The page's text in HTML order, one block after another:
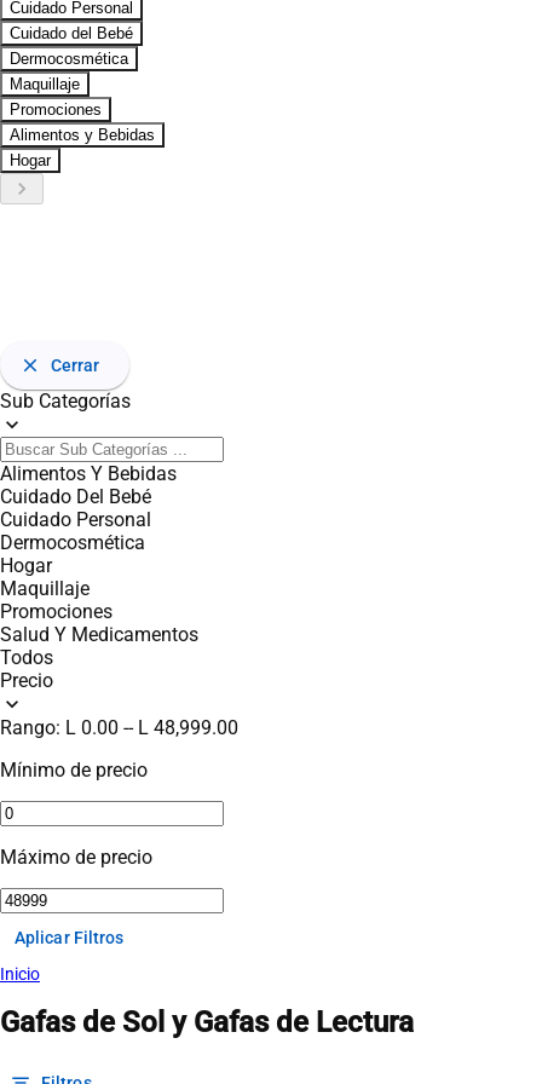
Cuidado Personal
Cuidado del Bebé
Dermocosmética
Maquillaje
Promociones
Alimentos y Bebidas
Hogar
keyboard_arrow_right
close Cerrar
Sub Categorías
expand_more
Alimentos Y Bebidas
Cuidado Del Bebé
Cuidado Personal
Dermocosmética
Hogar
Maquillaje
Promociones
Salud Y Medicamentos
Todos
Precio
expand_more
Rango: L 0.00 --L 48,999.00
Mínimo de precio
Máximo de precio
Aplicar Filtros
Inicio
Gafas de Sol y Gafas de Lectura